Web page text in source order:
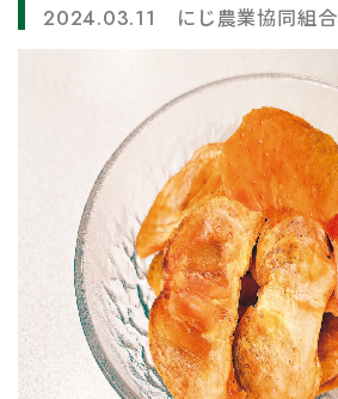
2024.03.11 にじ農業協同組合